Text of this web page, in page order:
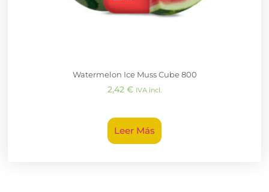
Watermelon Ice Muss Cube 800
2,42 € IVA incl.
Leer Más